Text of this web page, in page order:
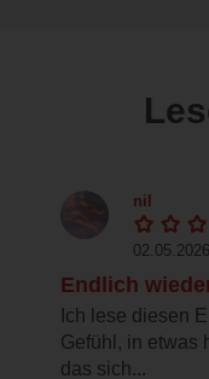
nil
Endlich
Ich lese diesen
Gefühl, in etwas
das sich...